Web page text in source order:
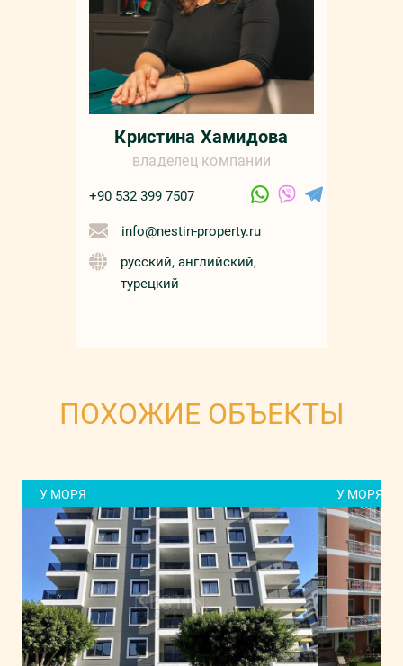
Кристина Хамидова
владелец компании
+90 532 399 7507
info@nestin-property.ru
русский, английский,
турецкий
ПОХОЖИЕ ОБЪЕКТЫ
У МОРЯ У МОРЯ